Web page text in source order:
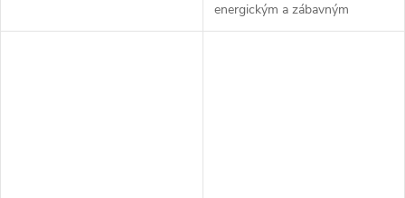
energickým a zábavným
vizuálním stylem je velmi